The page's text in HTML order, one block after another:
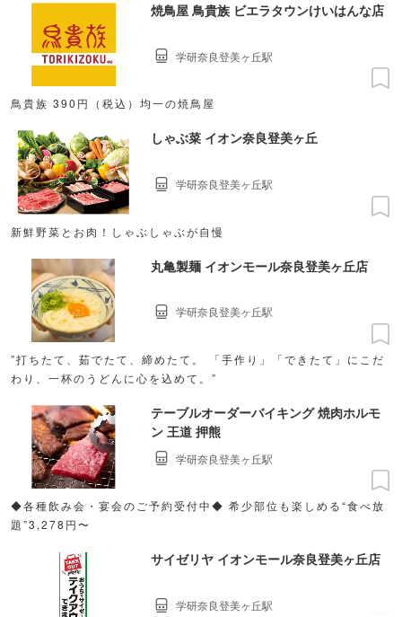
焼鳥屋 鳥貴族 ビエラタウンけいはんな店
鳥貴族 390円（税込）均一の焼鳥屋
学研奈良登美ヶ丘駅
しゃぶ菜 イオン奈良登美ヶ丘
新鮮野菜とお肉！しゃぶしゃぶが自慢
学研奈良登美ヶ丘駅
丸亀製麺 イオンモール奈良登美ヶ丘店
”打ちたて、茹でたて、締めたて。 「手作り」「できたて」にこだ
わり、一杯のうどんに心を込めて。”
学研奈良登美ヶ丘駅
テーブルオーダーバイキング 焼肉ホルモ
ン 王道 押熊
◆各種飲み会・宴会のご予約受付中◆ 希少部位も楽しめる“食べ放
題”3,278円〜
学研奈良登美ヶ丘駅
サイゼリヤ イオンモール奈良登美ヶ丘店
学研奈良登美ヶ丘駅